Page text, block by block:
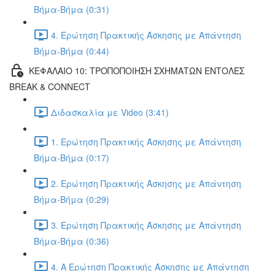
Βήμα-Βήμα (0:31)
4. Ερώτηση Πρακτικής Άσκησης με Απάντηση
Βήμα-Βήμα (0:44)
ΚΕΦΑΛΑΙΟ 10: ΤΡΟΠΟΠΟΙΗΣΗ ΣΧΗΜΑΤΩΝ ΕΝΤΟΛΕΣ
BREAK & CONNECT
Διδασκαλία με Video (3:41)
1. Ερώτηση Πρακτικής Άσκησης με Απάντηση
Βήμα-Βήμα (0:17)
2. Ερώτηση Πρακτικής Άσκησης με Απάντηση
Βήμα-Βήμα (0:29)
3. Ερώτηση Πρακτικής Άσκησης με Απάντηση
Βήμα-Βήμα (0:36)
4. Α Ερώτηση Πρακτικής Άσκησης με Απάντηση